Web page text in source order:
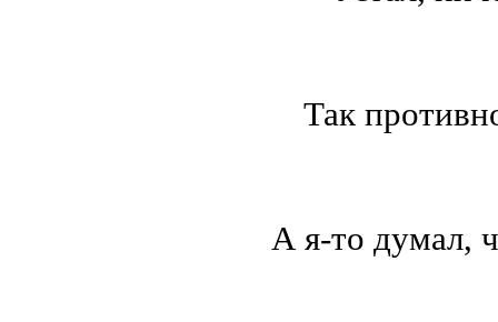
Так
А я-то думал,